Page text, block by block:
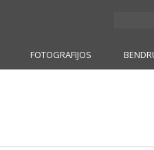
FOTOGRAFIJOS